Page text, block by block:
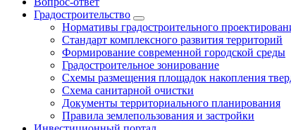
Градостроительство
Нормативы градостроительного
Стандарт комплексного развития территорий
Формирование современной городской среды
Градостроительное зонирование
Схемы размещения площадок накопления
Схема санитарной очистки
Документы территориального планирования
Правила землепользования и застройки